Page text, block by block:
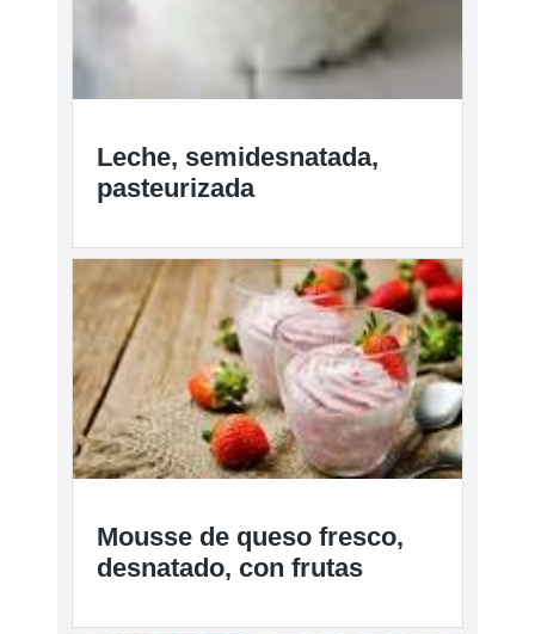
Leche, semidesnatada,
pasteurizada
Mousse de queso fresco,
desnatado, con frutas